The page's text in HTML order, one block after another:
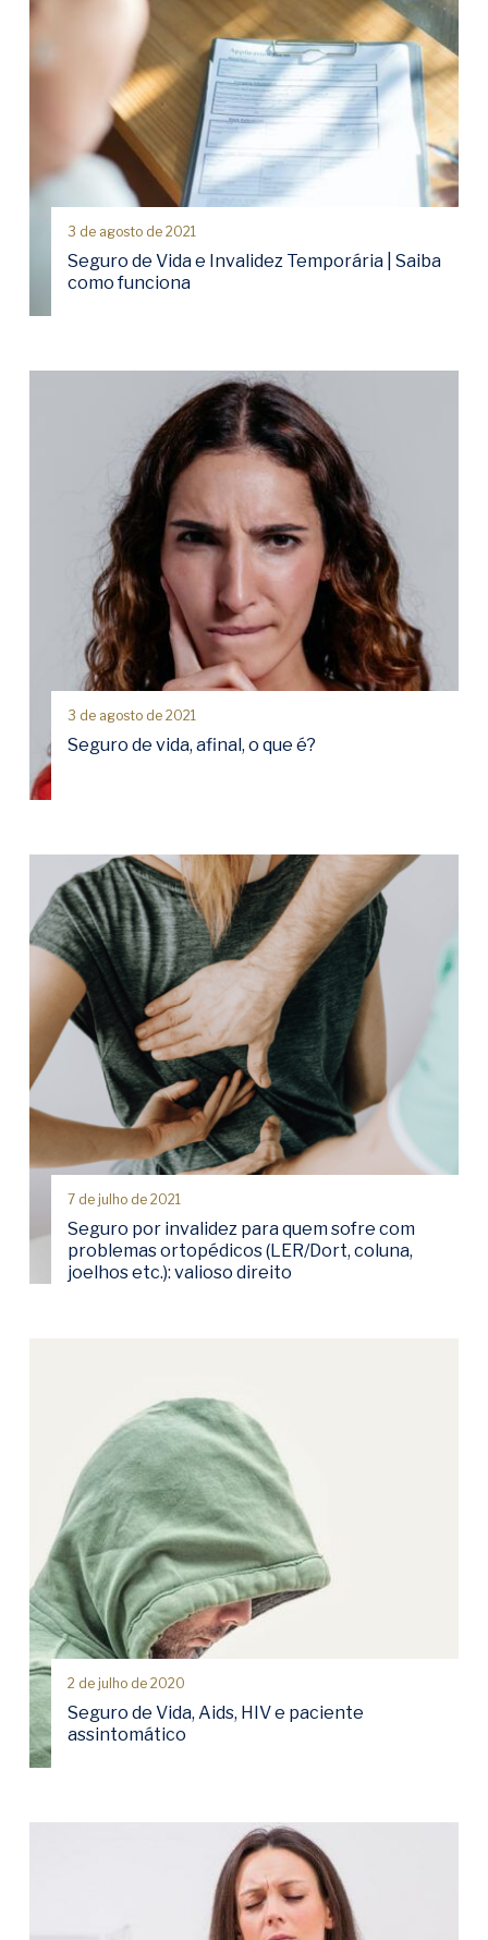
3 de agosto de 2021
Seguro de Vida e Invalidez Temporária | Saiba
como funciona
3 de agosto de 2021
Seguro de vida, afinal, o que é?
7 de julho de 2021
Seguro por invalidez para quem sofre com
problemas ortopédicos (LER/Dort, coluna,
joelhos etc.): valioso direito
2 de julho de 2020
Seguro de Vida, Aids, HIV e paciente
assintomático